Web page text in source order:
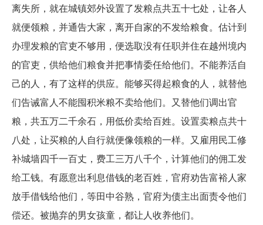
离失所，就在城镇郊外设置了发粮点共五十七处，让各人
就便领粮，并通告大家，离开自家的不发给粮食。估计到
办理发粮的官吏不够用，便选取没有任职并住在越州境内
的官吏，供给他们粮食并把事情委任给他们。不能养活自
己的人，有了这样的供应。能够买得起粮食的人，就替他
们告诫富人不能囤积米粮不卖给他们。又替他们调出官
粮，共五万二千余石，用低价卖给百姓。设置卖粮点共十
八处，让买粮的人自行就便像领粮的一样。又雇用民工修
补城墙四千一百丈，费工三万八千个，计算他们的佣工发
给工钱。有愿意出利息借钱的老百姓，官府劝告富裕人家
放手借钱给他们，等田中谷熟，官府为债主出面责令他们
偿还。被抛弃的男女孩童，都让人收养他们。